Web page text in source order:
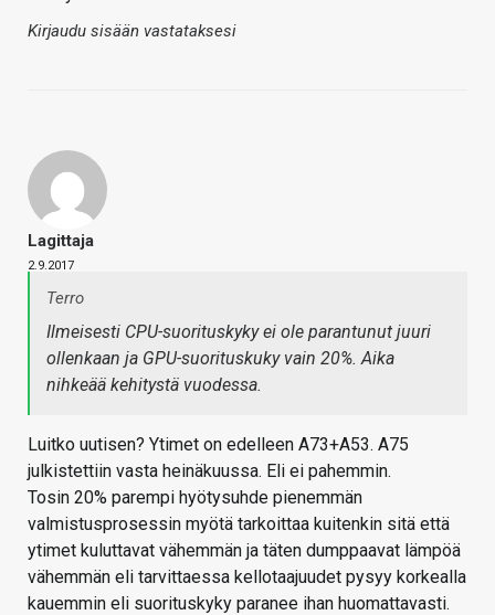
Kirjaudu sisään vastataksesi
Lagittaja
2.9.2017
Terro
Ilmeisesti CPU-suorituskyky ei ole parantunut juuri
ollenkaan ja GPU-suorituskuky vain 20%. Aika
nihkeää kehitystä vuodessa.
Luitko uutisen? Ytimet on edelleen A73+A53. A75
julkistettiin vasta heinäkuussa. Eli ei pahemmin.
Tosin 20% parempi hyötysuhde pienemmän
valmistusprosessin myötä tarkoittaa kuitenkin sitä että
ytimet kuluttavat vähemmän ja täten dumppaavat lämpöä
vähemmän eli tarvittaessa kellotaajuudet pysyy korkealla
kauemmin eli suorituskyky paranee ihan huomattavasti.